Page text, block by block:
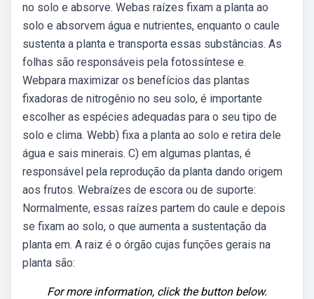
no solo e absorve. Webas raízes fixam a planta ao
solo e absorvem água e nutrientes, enquanto o caule
sustenta a planta e transporta essas substâncias. As
folhas são responsáveis pela fotossíntese e.
Webpara maximizar os benefícios das plantas
fixadoras de nitrogênio no seu solo, é importante
escolher as espécies adequadas para o seu tipo de
solo e clima. Webb) fixa a planta ao solo e retira dele
água e sais minerais. C) em algumas plantas, é
responsável pela reprodução da planta dando origem
aos frutos. Webraízes de escora ou de suporte:
Normalmente, essas raízes partem do caule e depois
se fixam ao solo, o que aumenta a sustentação da
planta em. A raiz é o órgão cujas funções gerais na
planta são:
For more information, click the button below.